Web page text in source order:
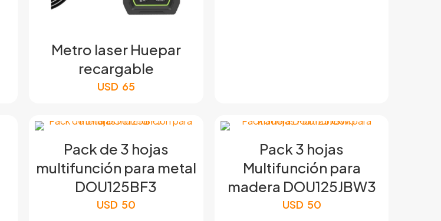
Metro laser Huepar
recargable
USD 65
Pack de 3 hojas
multifunción para metal
DOU125BF3
USD 50
Pack 3 hojas
Multifunción para
madera DOU125JBW3
USD 50